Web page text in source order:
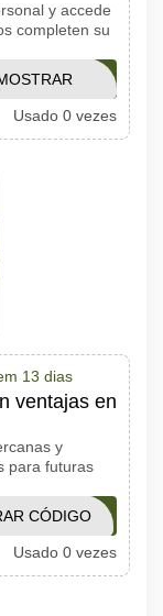
y accede
completen su
DONOTOUCH
CÓDIGO
Usado 0 vezes
13 dias
ventajas en
y
para futuras
CÓDIGO
Usado 0 vezes